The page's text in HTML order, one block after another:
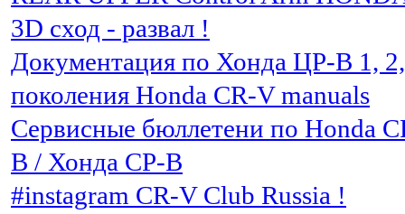
3D сход - развал !
Документация по Хонда ЦР-В 1,
поколения Honda CR-V manuals
Сервисные бюллетени по Honda
В / Хонда СР-В
#instagram CR-V Club Russia !